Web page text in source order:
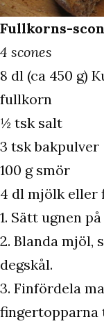
Fullkorns-
4 scones
8 dl (ca 450 g)
fullkorn
½ tsk salt
3 tsk bakpulver
100 g smör
4 dl mjölk eller
1. Sätt ugnen på
2. Blanda mjöl,
degskål.
3. Finfördela
fingertopparna